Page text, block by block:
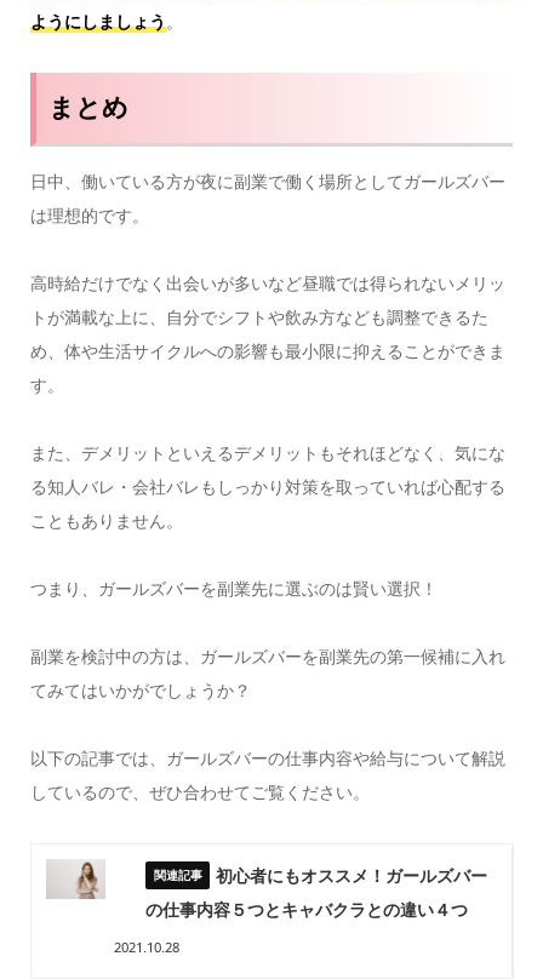
ようにしましょう 。
まとめ
日中、働いている方が夜に副業で働く場所としてガールズバー
は理想的です。
高時給だけでなく出会いが多いなど昼職では得られないメリッ
トが満載な上に、自分でシフトや飲み方なども調整できるた
め、体や生活サイクルへの影響も最小限に抑えることができま
す。
また、デメリットといえるデメリットもそれほどなく、気にな
る知人バレ・会社バレもしっかり対策を取っていれば心配する
こともありません。
つまり、ガールズバーを副業先に選ぶのは賢い選択！
副業を検討中の方は、ガールズバーを副業先の第一候補に入れ
てみてはいかがでしょうか？
以下の記事では、ガールズバーの仕事内容や給与について解説
しているので、ぜひ合わせてご覧ください。
初心者にもオススメ！ガールズバー
の仕事内容５つとキャバクラとの違い４つ
2021.10.28